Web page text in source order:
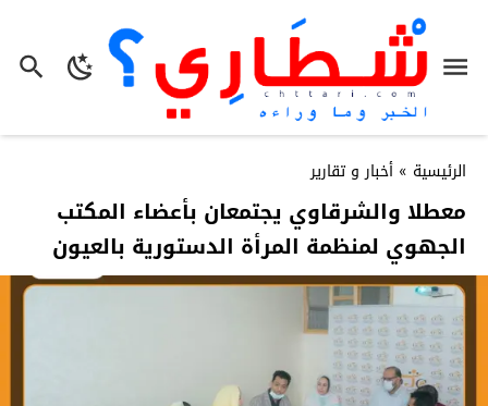
الرئيسية » أخبار و تقارير
معطلا والشرقاوي يجتمعان بأعضاء المكتب
الجهوي لمنظمة المرأة الدستورية بالعيون